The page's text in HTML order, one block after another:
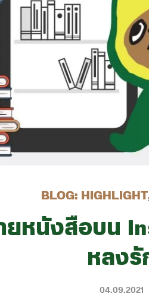
BLOG:HIGHLIGHT
ยหนังสือบน
หลง
04.09.2021